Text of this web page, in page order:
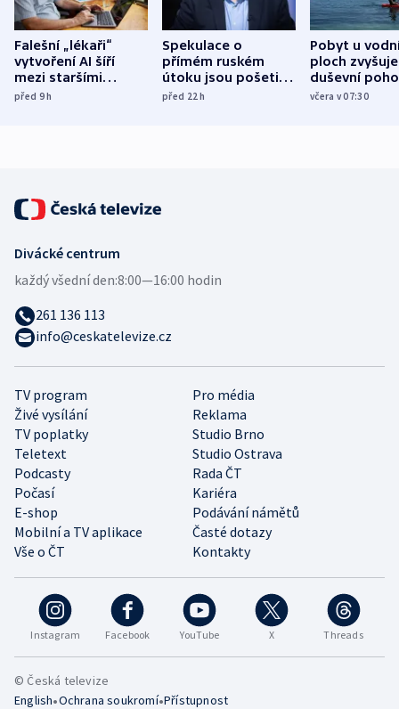
Falešní „lékaři“
vytvoření AI šíří
mezi staršími
Poláky nebezpečné
před 9h
Spekulace o
přímém ruském
útoku jsou pošetilé,
míní estonský
před 22h
Pobyt u
ploch zvyšuje
duševní
ukázala
včera v 07:30
Instagram Facebook YouTube X Threads
TV program
Pro média
Živé vysílání
Reklama
TV poplatky
Studio Brno
Teletext
Studio Ostrava
Podcasty
Rada ČT
Počasí
Kariéra
E-shop
Podávání námětů
Mobilní a TV aplikace
Časté dotazy
Vše o ČT
Kontakty
Divácké centrum
každý všední den:8:00—16:00 hodin
261 136 113
info@ceskatelevize.cz
© Česká televize
English•Ochrana soukromí•Přístupnost